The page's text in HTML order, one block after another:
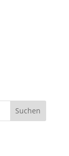
Suchen